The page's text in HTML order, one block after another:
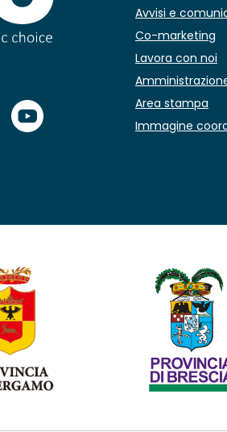
Avvisi e
Co-marketing
Lavora con noi
Area stampa
Immagine